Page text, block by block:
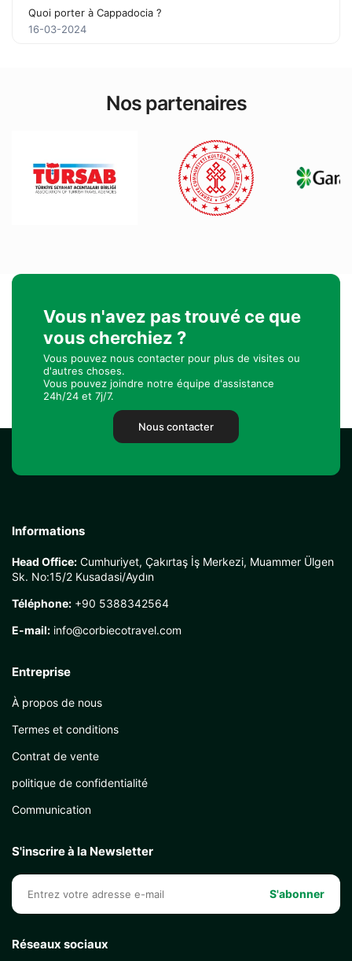
Quoi porter à Cappadocia ?
16-03-2024
Nos partenaires
Vous n'avez pas trouvé ce que
vous cherchiez ?
Vous pouvez nous contacter pour plus de visites ou
d'autres choses.
Vous pouvez joindre notre équipe d'assistance
24h/24 et 7j/7.
Nous contacter
Informations
Head Office: Cumhuriyet, Çakırtaş İş Merkezi, Muammer Ülgen
Sk. No:15/2 Kusadasi/Aydın
Téléphone: +90 5388342564
E-mail: info@corbiecotravel.com
Entreprise
À propos de nous
Termes et conditions
Contrat de vente
politique de confidentialité
Communication
S'inscrire à la Newsletter
S'abonner
Réseaux sociaux